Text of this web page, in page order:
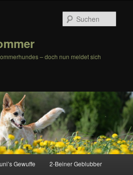
– doch nun meldet sich
Gewuffe 2-Beiner Geblubber